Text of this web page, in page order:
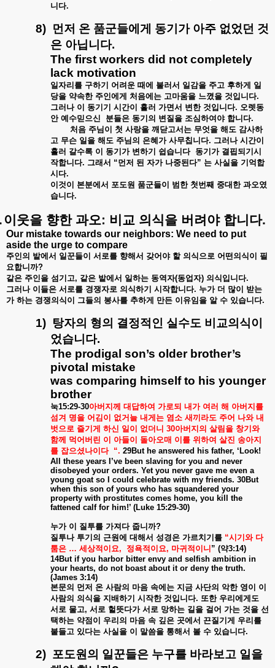
니다.
8) 먼저 온 품군들에게 동기가 아주 없었던 것
은 아닙니다.
The first workers did not completely
lack motivation
일자리를 구하기 어려운 때에 불러서 일감을 주고 후하게 일
당을 약속한 주인에게 처음에는 고마움을 느꼈을 것입니다.
그러나 이 동기기 시간이 흘러 가면서 변한 것입니다. 오렛동
안 예수믿으신 분들은 동기의 변질을 조심하여야 합니다.
처음 주님이 첫 사랑을 깨닫고서는 무엇을 해도 감사하
고 무슨 일을 해도 주님의 은혜가 사무칩니다. 그러나 시간이
흘러 갈수록 이 동기가 변하기 쉽습니다 동기가 결핍되기시
작합니다. 그래서 “먼저 된 자가 나중된다” 는 사실을 기억합
시다.
이것이 본분에서 포도원 품군들이 범한 첫번째 중대한 과오였
습니다.
이웃을 향한 과오: 비교 의식을 버려야 합니다.
Our mistake towards our neighbors: We need to put
aside the urge to compare
주인의 밭에서 일꾼들이 서로를 향해서 갖어야 할 의식으로 어떤의식이 필
요합니까?
같은 주인을 섬기고, 같은 밭에서 일하는 동역자(동업자) 의식입니다.
그러나 이들은 서로를 경쟁자로 의식하기 시작합니다. 누가 더 많이 받는
가 하는 경쟁의식이 그들의 봉사를 추하게 만든 이유임을 알 수 있습니다.
1) 탕자의 형의 결정적인 실수도 비교의식이
었습니다.
The prodigal son’s older brother’s
pivotal mistake
was comparing himself to his younger
brother
눅15:29-30아버지께 대답하여 가로되 내가 여러 해 아버지를
섬겨 명을 어김이 없거늘 내게는 염소 새끼라도 주어 나와 내
벗으로 즐기게 하신 일이 없더니 30아버지의 살림을 창기와
함께 먹어버린 이 아들이 돌아오매 이를 위하여 살진 송아지
를 잡으셨나이다 “. 29But he answered his father, ‘Look!
All these years I’ve been slaving for you and never
disobeyed your orders. Yet you never gave me even a
young goat so I could celebrate with my friends. 30But
when this son of yours who has squandered your
property with prostitutes comes home, you kill the
fattened calf for him!’ (Luke 15:29-30)
누가 이 질투를 가져다 줍니까?
질투나 투기의 근원에 대해서 성경은 가르치기를 “시기와 다
툼은 … 세상적이요, 정욕적이요, 마귀적이니” (약3:14)
14But if you harbor bitter envy and selfish ambition in
your hearts, do not boast about it or deny the truth.
(James 3:14)
본문의 먼저 온 사람의 마음 속에는 지금 사단의 악한 영이 이
사람의 의식을 지배하기 시작한 것입니다. 또한 우리에게도
서로 물고, 서로 헐뜻다가 서로 망하는 길을 걸어 가는 것을 선
택하는 약점이 우리의 마음 속 깊은 곳에서 끈질기게 우리를
붙들고 있다는 사실을 이 말씀을 통해서 볼 수 있습니다.
2) 포도원의 일꾼들은 누구를 바라보고 일을